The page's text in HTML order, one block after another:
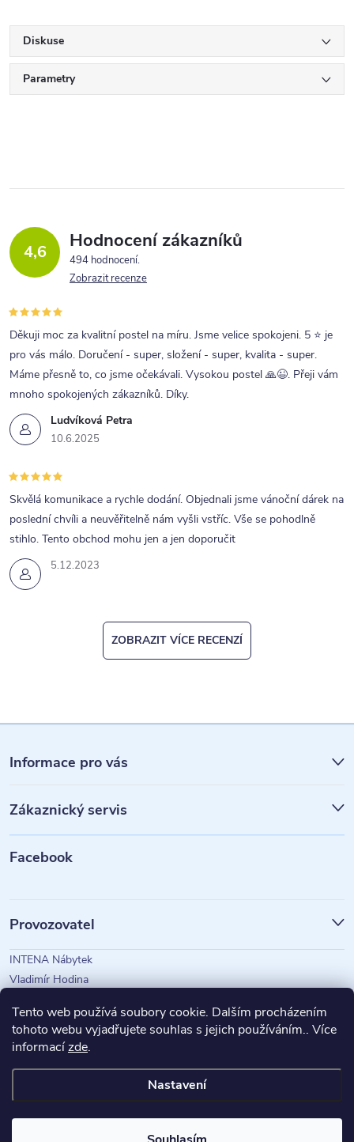
Tento web používá soubory cookie. Dalším procházením
tohoto webu vyjadřujete souhlas s jejich používáním.. Více
informacízde.
Nastavení
Diskuse
Parametry
4,6 Hodnocení zákazníků
494 hodnocení
Zobrazit recenze
Ludvíková Petra
10.6.2025
Děkuji moc za kvalitní postel na míru. Jsme velice spokojeni. 5 ⭐ je
pro vás málo. Doručení - super, složení - super, kvalita - super.
Máme přesně to, co jsme očekávali. Vysokou postel 🙏😉. Přeji vám
mnoho spokojených zákazníků. Díky.
5.12.2023
Skvělá komunikace a rychle dodání. Objednali jsme vánoční dárek na
poslední chvíli a neuvěřitelně nám vyšli vstříc. Vše se pohodlně
stihlo. Tento obchod mohu jen a jen doporučit
ZOBRAZIT VÍCE RECENZÍ
á
p
a
Informace pro vás
Zákaznický servis
Facebook
Provozovatel
INTENA Nábytek
Vladimír Hodina
Copyright 2026INTENA Nábytek. Všechna práva vyhrazena.